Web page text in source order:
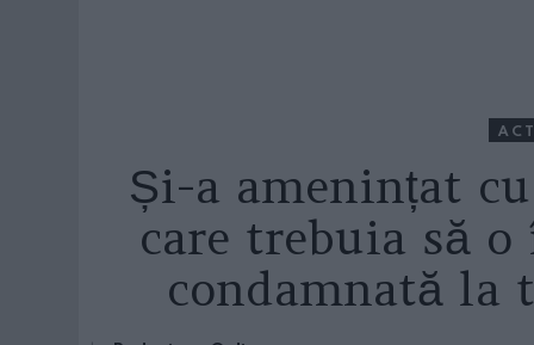
Și-a amenințat
care trebuia să
condamnată la